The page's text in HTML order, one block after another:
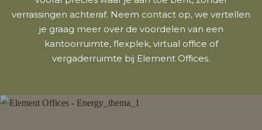
verrassingen achteraf. Neem contact op, we vertellen
je graag meer over de voordelen van een
kantoorruimte, flexplek, virtual office of
vergaderruimte bij Element Offices.